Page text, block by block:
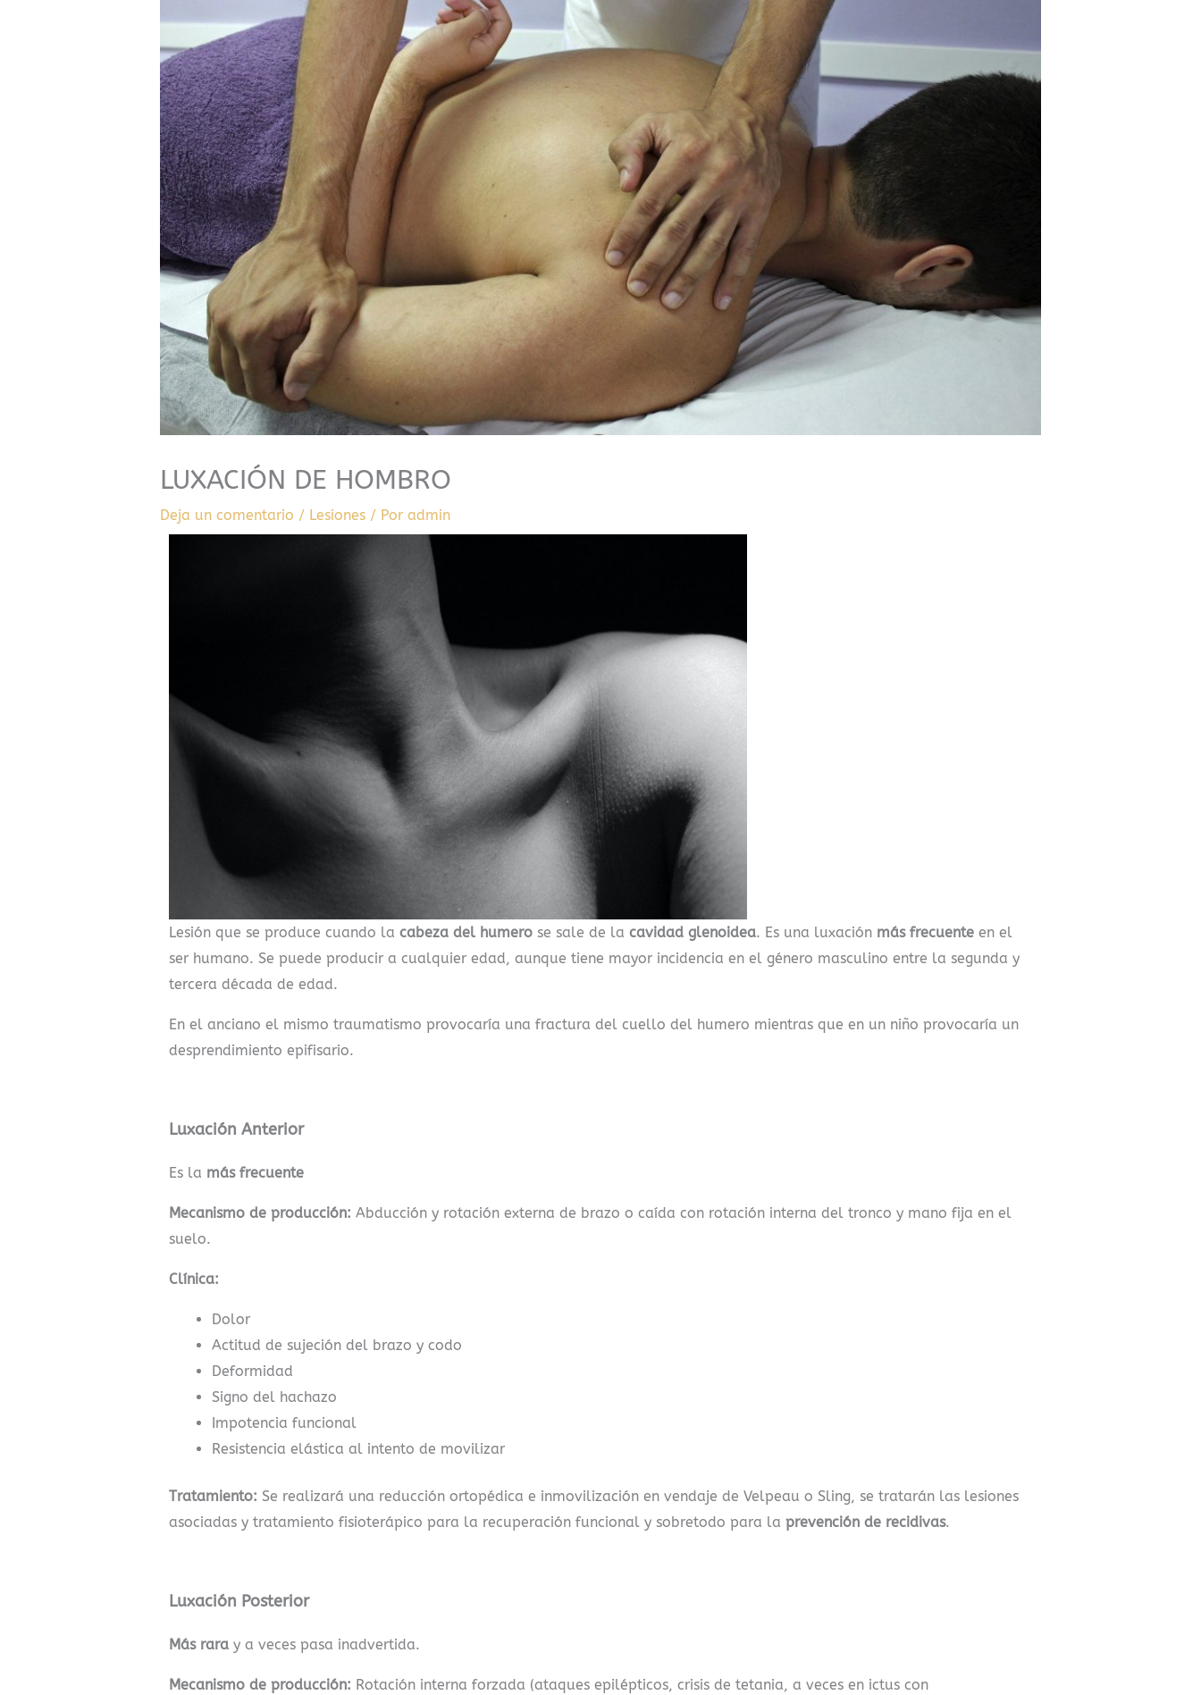
LUXACIÓN DE HOMBRO
Deja un comentario / Lesiones/ Por admin
Lesión que se produce cuando la cabeza del humerose sale de la cavidad glenoidea. Es una luxación más frecuenteen el
ser humano. Se puede producir a cualquier edad, aunque tiene mayor incidencia en el género masculino entre la segunda y
tercera década de edad.
En el anciano el mismo traumatismo provocaría una fractura del cuello del humero mientras que en un niño provocaría un
desprendimiento epifisario.
Luxación Anterior
Es la más frecuente
Mecanismo de producción: Abducción y rotación externa de brazo o caída con rotación interna del tronco y mano fija en el
suelo.
Clínica:
Dolor
Actitud de sujeción del brazo y codo
Deformidad
Signo del hachazo
Impotencia funcional
Resistencia elástica al intento de movilizar
Tratamiento: Se realizará una reducción ortopédica e inmovilización en vendaje de Velpeau o Sling, se tratarán las lesiones
asociadas y tratamiento fisioterápico para la recuperación funcional y sobretodo para la prevención de recidivas.
Luxación Posterior
Más raray a veces pasa inadvertida.
Mecanismo de producción: Rotación interna forzada (ataques epilépticos, crisis de tetania, a veces en ictus con